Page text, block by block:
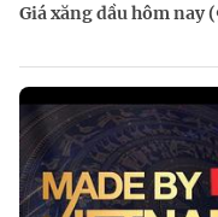
Giá xăng dầu hôm nay